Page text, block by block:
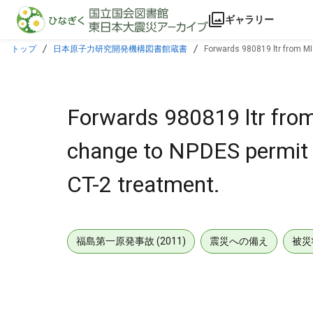
本文に飛ぶ
ギャラリー
トップ 日本原子力研究開発機構図書館蔵書 Forwards 980819 ltr from
Forwards 980819 ltr
change to NPDES
CT-2 treatment.
福島第一原発事故 (2011) 震災への備え 被災